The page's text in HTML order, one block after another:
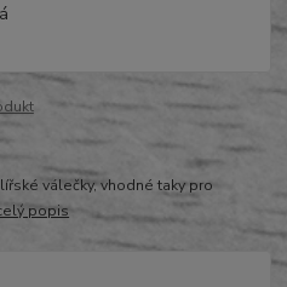
válečky, vhodné taky pro
popis